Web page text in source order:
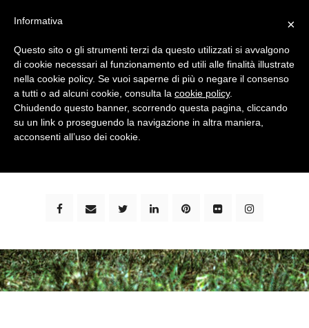
bimbi e viaggi - family travel blog: community #1 in
×
Informativa
Questo sito o gli strumenti terzi da questo utilizzati si avvalgono
di cookie necessari al funzionamento ed utili alle finalità illustrate
nella cookie policy. Se vuoi saperne di più o negare il consenso
a tutti o ad alcuni cookie, consulta la cookie policy.
Chiudendo questo banner, scorrendo questa pagina, cliccando
su un link o proseguendo la navigazione in altra maniera,
acconsenti all’uso dei cookie.